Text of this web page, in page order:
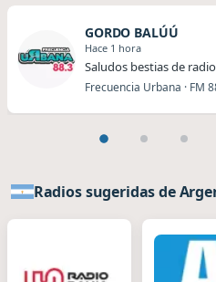
GORDO BALÚÚ
Hace 1 hora
Saludos bestias de radio
Frecuencia Urbana · FM
Radios sugeridas de